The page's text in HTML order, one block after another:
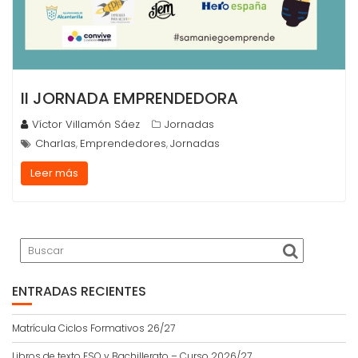
II JORNADA EMPRENDEDORA
Víctor Villamón Sáez
Jornadas
Charlas, Emprendedores,Jornadas
Leer más
ENTRADAS RECIENTES
Matrícula Ciclos Formativos 26/27